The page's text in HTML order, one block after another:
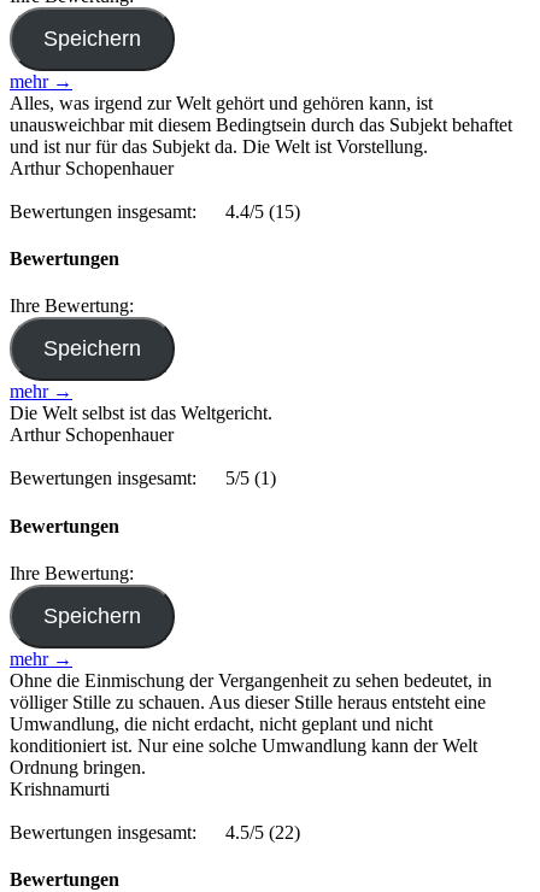
mehr →
Alles, was irgend zur Welt gehört und gehören kann, ist
unausweichbar mit diesem Bedingtsein durch das Subjekt behaftet
und ist nur für das Subjekt da. Die Welt ist Vorstellung.
Arthur Schopenhauer
Bewertungen insgesamt: 4.4/5 (15)
Bewertungen
Ihre Bewertung:
mehr →
Die Welt selbst ist das Weltgericht.
Arthur Schopenhauer
Bewertungen insgesamt: 5/5 (1)
Bewertungen
Ihre Bewertung:
mehr →
Ohne die Einmischung der Vergangenheit zu sehen bedeutet, in
völliger Stille zu schauen. Aus dieser Stille heraus entsteht eine
Umwandlung, die nicht erdacht, nicht geplant und nicht
konditioniert ist. Nur eine solche Umwandlung kann der Welt
Ordnung bringen.
Krishnamurti
Bewertungen insgesamt: 4.5/5 (22)
Bewertungen